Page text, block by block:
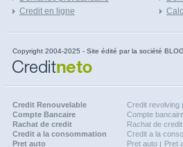
Credit en ligne
Copyright 2004-2025 - Site édité par la société
Credit Renouvelable
Credit revolving
Compte Bancaire
Compte
Rachat de credit
Rachat de credit
Credit a la consommation
Credit a la
Pret auto
Pret auto Pret